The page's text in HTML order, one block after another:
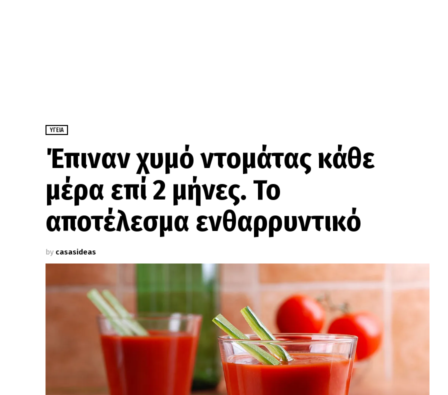
ΥΓΕΊΑ
Έπιναν χυμό ντομάτας κάθε
μέρα επί 2 μήνες. Το
αποτέλεσμα ενθαρρυντικό
by casasideas